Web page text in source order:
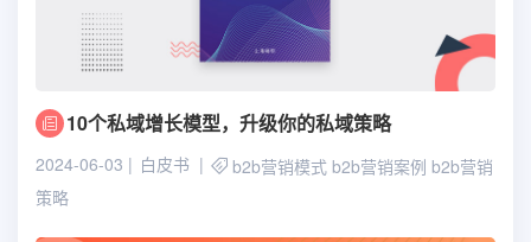
10个私域增长模型，升级你的私域策略
2024-06-03 白皮书 b2b营销模式 b2b营销案例 b2b营销
策略